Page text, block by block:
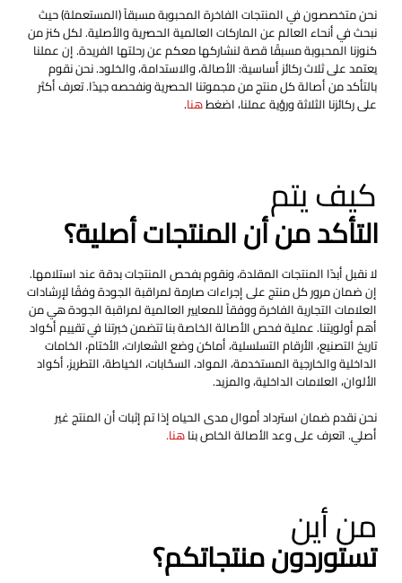
نحن متخصصون في المنتجات الفاخرة المحبوبة مسبقاً (المستعملة) حيث
نبحث في أنحاء العالم عن الماركات العالمية الحصرية والأصلية. لكل كنز من
كنوزنا المحبوبة مسبقًا قصة لنشاركها معكم عن رحلتها الفريدة. إن عملنا
يعتمد على ثلاث ركائز أساسية: الأصالة، والاستدامة، والخلود. نحن نقوم
بالتأكد من أصالة كل منتج من مجموتنا الحصرية ونفحصه جيدًا. تعرف أكثر
على ركائزنا الثلاثة ورؤية عملنا، اضغطهنا.
كيف يتم
التأكد من أن المنتجات أصلية؟
لا نقبل أبدًا المنتجات المقلدة، ونقوم بفحص المنتجات بدقة عند استلامها.
إن ضمان مرور كل منتج على إجراءات صارمة لمراقبة الجودة وفقًا لإرشادات
العلامات التجارية الفاخرة ووفقاً للمعايير العالمية لمراقبة الجودة هي من
أهم أولويتنا. عملية فحص الأصالة الخاصة بنا تتضمن خبرتنا في تقييم أكواد
تاريخ التصنيع، الأرقام التسلسلية، أماكن وضع الشعارات، الأختام، الخامات
الداخلية والخارجية المستخدمة، المواد، السحّابات، الخياطة، التطريز، أكواد
الألوان، العلامات الداخلية، والمزيد.
نحن نقدم ضمان استرداد أموال مدى الحياه إذا تم إثبات أن المنتج غير
أصلي. اتعرف على وعد الأصالة الخاص بناهنا.
من أين
تستوردون منتجاتكم؟